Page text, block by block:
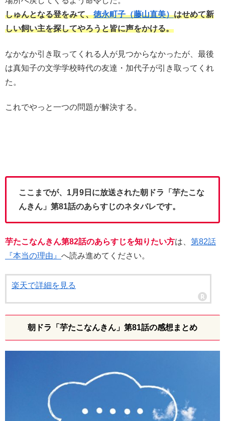
しゅんとなる登をみて、徳永町子（藤山直美）はせめて新
しい飼い主を探してやろうと皆に声をかける。
なかなか引き取ってくれる人が見つからなかったが、最後
は真知子の文学学校時代の友達・加代子が引き取ってくれ
た。
これでやっと一つの問題が解決する。
ここまでが、1月9日に放送された朝ドラ「芋たこな
んきん」第81話のあらすじのネタバレです。
芋たこなんきん第82話のあらすじを知りたい方は、 第82話
『本当の理由』 へ読み進めてください。
楽天で詳細を見る
朝ドラ「芋たこなんきん」第81話の感想まとめ